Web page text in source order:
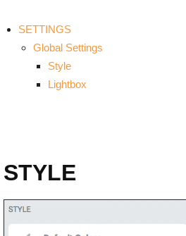
SETTINGS
Global Settings
Style
Lightbox
STYLE